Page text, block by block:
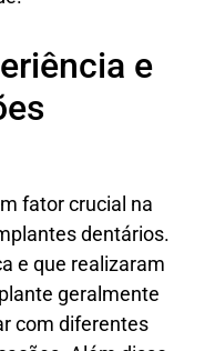
e
fator crucial na
dentários.
e que realizaram
geralmente
com diferentes